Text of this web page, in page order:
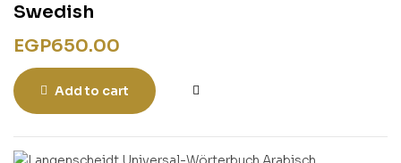
Swedish
EGP650.00
Add to cart